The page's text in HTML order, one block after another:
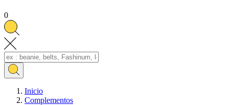
0
Inicio
Complementos